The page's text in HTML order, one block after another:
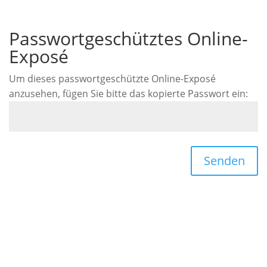
Passwortgeschütztes Online-
Exposé
Um dieses passwortgeschützte Online-Exposé
anzusehen, fügen Sie bitte das kopierte Passwort ein:
Senden